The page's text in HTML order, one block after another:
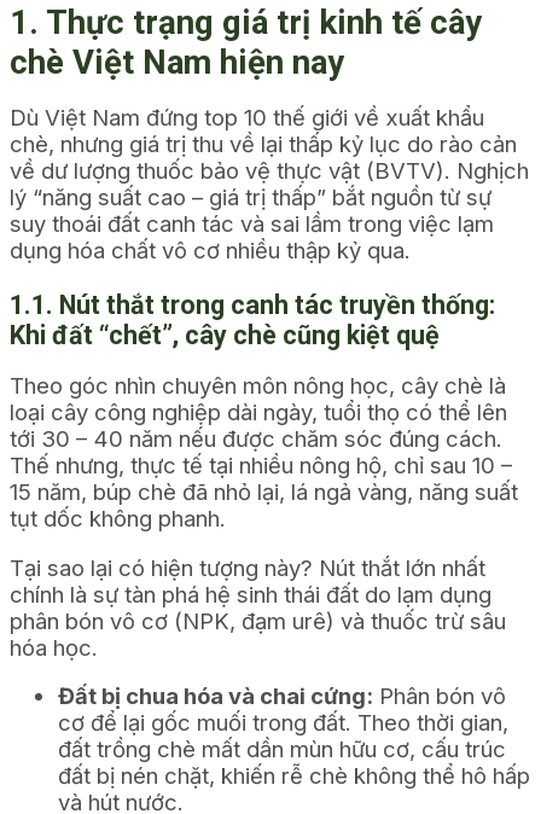
1. Thực trạng giá trị kinh tế cây
chè Việt Nam hiện nay
Dù Việt Nam đứng top 10 thế giới về xuất khẩu
chè, nhưng giá trị thu về lại thấp kỷ lục do rào cản
về dư lượng thuốc bảo vệ thực vật (BVTV). Nghịch
lý “năng suất cao – giá trị thấp” bắt nguồn từ sự
suy thoái đất canh tác và sai lầm trong việc lạm
dụng hóa chất vô cơ nhiều thập kỷ qua.
1.1. Nút thắt trong canh tác truyền thống:
Khi đất “chết”, cây chè cũng kiệt quệ
Theo góc nhìn chuyên môn nông học, cây chè là
loại cây công nghiệp dài ngày, tuổi thọ có thể lên
tới 30 – 40 năm nếu được chăm sóc đúng cách.
Thế nhưng, thực tế tại nhiều nông hộ, chỉ sau 10 –
15 năm, búp chè đã nhỏ lại, lá ngả vàng, năng suất
tụt dốc không phanh.
Tại sao lại có hiện tượng này? Nút thắt lớn nhất
chính là sự tàn phá hệ sinh thái đất do lạm dụng
phân bón vô cơ (NPK, đạm urê) và thuốc trừ sâu
hóa học.
Đất bị chua hóa và chai cứng: Phân bón vô
cơ để lại gốc muối trong đất. Theo thời gian,
đất trồng chè mất dần mùn hữu cơ, cấu trúc
đất bị nén chặt, khiến rễ chè không thể hô hấp
và hút nước.